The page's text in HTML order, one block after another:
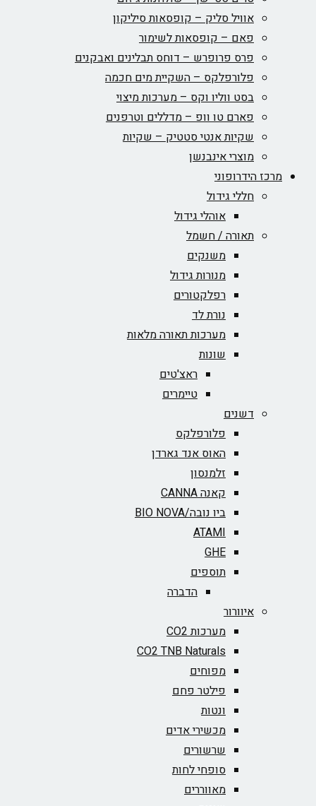
אוויל סליק – קופסאות סיליקון
פאם – קופסאות לשימור
פרס פרופרש – דוחס תבלינים ואבקנים
פלורפלקס – השקיית מים חכמה
בסט ווליו וקס – מערכות מיצוי
פארם טו וופ – מדללים וטרפנים
שקיות אנטי סטטיק – שקיות
מוצרי אינבנשן
מרכז הידרופוני
חללי גידול
אוהלי גידול
תאורה / חשמל
משנקים
מנורות גידול
רפלקטורים
נורת לד
מערכות תאורה מלאות
שונות
ראצ'טים
טיימרים
דשנים
פלורפלקס
האוס אנד גארדן
זלמנסון
קאנה CANNA
ביו נובה/BIO NOVA‏
ATAMI
GHE
תוספים
הדברה
איוורור
מערכות CO2
CO2 TNB Naturals
מפוחים
פילטר פחם
ונטות
מכשירי אדים
שרשורים
סופחי לחות
מאווררים